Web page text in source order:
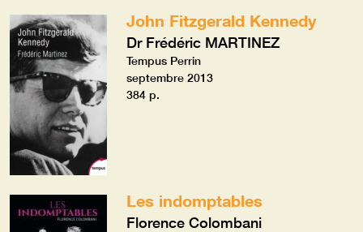
John Fitzgerald Kennedy
Dr Frédéric MARTINEZ
Tempus Perrin
septembre 2013
384 p.
Les indomptables
Florence Colombani